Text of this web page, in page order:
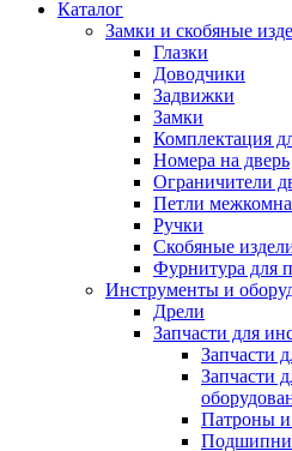
Каталог
Замки и скобяные
Глазки
Доводчики
Задвижки
Замки
Комплектация
Номера на дверь
Ограничители
Петли
Ручки
Скобяные
Фурнитура для
Инструменты и
Дрели
Запчасти для
Запчасти
Запчасти
Патроны